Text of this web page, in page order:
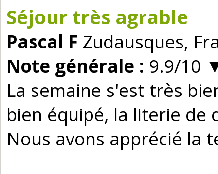
Séjour très agrable
Pascal F Zudausques,
Note générale : 9.9/10
La semaine s'est très
bien équipé, la literie de
Nous avons apprécié la